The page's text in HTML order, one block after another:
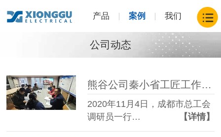
产品 案例 我们
公司动态
熊谷公司秦小省工匠工作室接受成都市总工会的交流检查
2020年11月4日，成都市总工会
调研员一行…
【详情】